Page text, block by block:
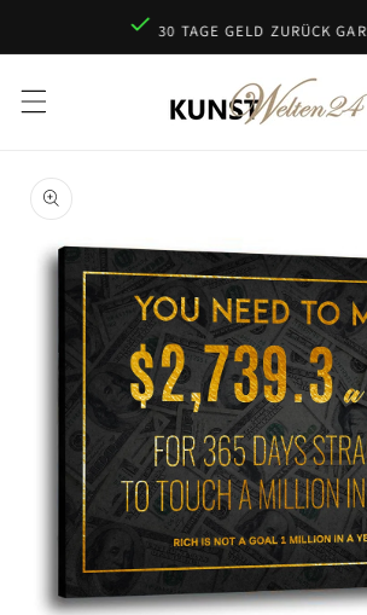
Inhalt
30 TAGE GELD ZURÜCK